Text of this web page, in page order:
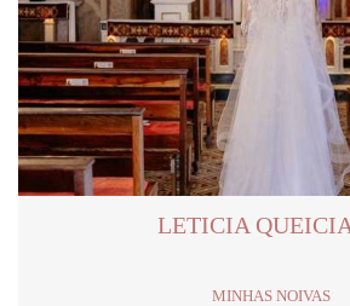
LETICIA
MINHAS NOIVAS